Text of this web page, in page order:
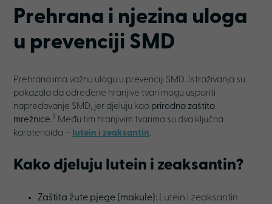
Prehrana i njezina uloga
u prevenciji SMD
Prehrana ima važnu ulogu u prevenciji SMD. Istraživanja su
pokazala da određene hranjive tvari mogu usporiti
napredovanje SMD, jer djeluju kao prirodna zaštita
mrežnice.3 Među tim hranjivim tvarima su dva ključna
karotenoida – lutein izeaksantin.
Kako djeluju lutein i zeaksantin?
Zaštita žute pjege (makule): Lutein i zeaksantin